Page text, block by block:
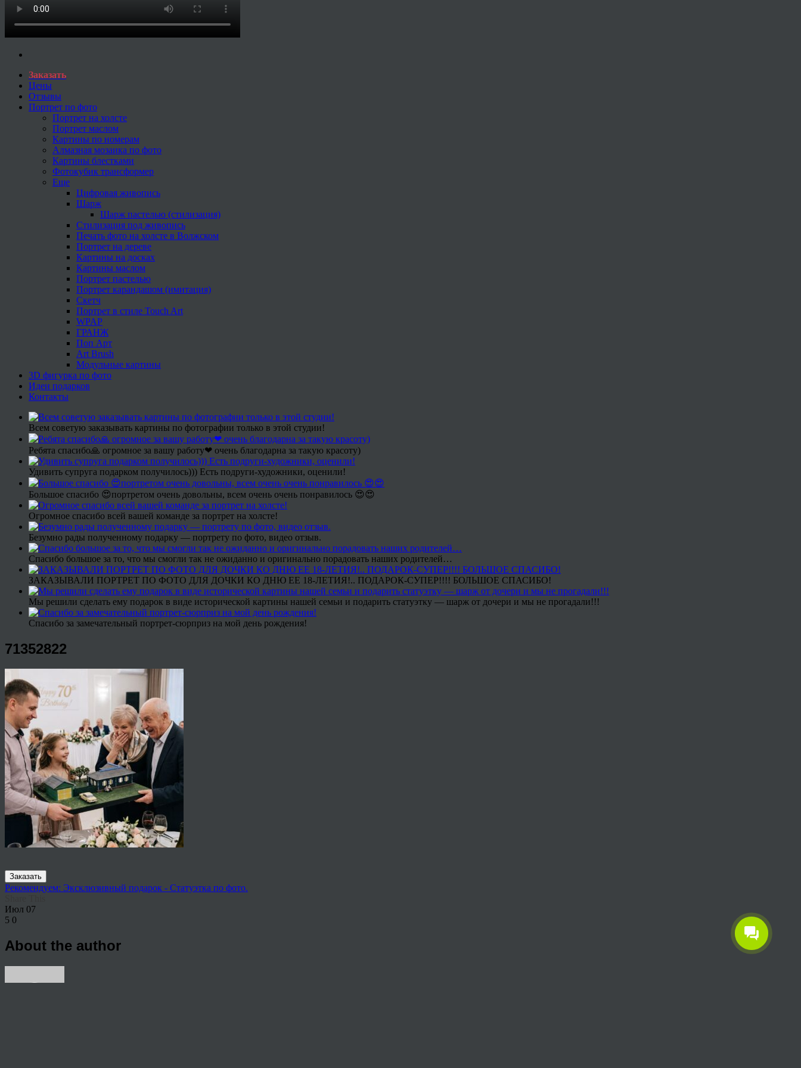
Заказать
Цены
Отзывы
Портрет по фото
Портрет на холсте
Портрет маслом
Картины по номерам
Алмазная мозаика по фото
Картины блестками
Фотокубик трансформер
Еще
Цифровая живопись
Шарж
Шарж пастелью (стилизация)
Стилизация под живопись
Печать фото на холсте в Волжском
Портрет на дереве
Картины на досках
Картины маслом
Портрет пастелью
Портрет карандашом (имитация)
Скетч
Портрет в стиле Touch Art
WPAP
ГРАНЖ
Поп Арт
Art Brush
Модульные картины
3D фигурка по фото
Идеи подарков
Контакты
Всем советую заказывать картины по фотографии только в этой студии!
Ребята спасибо🙏 огромное за вашу работу❤ очень благодарна за такую красоту)
Удивить супруга подарком получилось))) Есть подруги-художники, оценили!
Большое спасибо 😍портретом очень довольны, всем очень очень понравилось 😍😍
Огромное спасибо всей вашей команде за портрет на холсте!
Безумно рады полученному подарку — портрету по фото, видео отзыв.
Спасибо большое за то, что мы смогли так не ожиданно и оригинально порадовать наших родителей…
ЗАКАЗЫВАЛИ ПОРТРЕТ ПО ФОТО ДЛЯ ДОЧКИ КО ДНЮ ЕЕ 18-ЛЕТИЯ!.. ПОДАРОК-СУПЕР!!!! БОЛЬШОЕ СПАСИБО!
Мы решили сделать ему подарок в виде исторической картины нашей семьи и подарить статуэтку — шарж от дочери и мы не прогадали!!!
Спасибо за замечательный портрет-сюрприз на мой день рождения!
71352822
Заказать
Рекомендуем: Эксклюзивный подарок - Статуэтка по фото.
Июл 07
5 0
About the author